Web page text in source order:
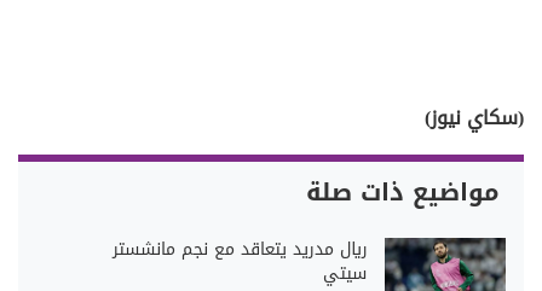
(سكاي نيوز)
مواضيع ذات صلة
ريال مدريد يتعاقد مع نجم مانشستر
سيتي